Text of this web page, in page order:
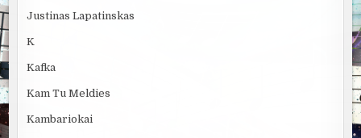
Justinas Lapatinskas
K
Kafka
Kam Tu Meldies
Kambariokai